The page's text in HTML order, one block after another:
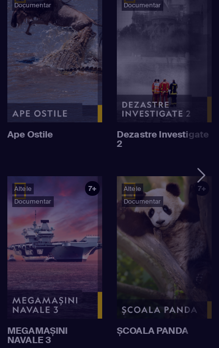
Documentar
Ape Ostile
Documentar
Dezastre Investigate
2
Altele
Documentar
7+
MEGAMAȘINI
NAVALE 3
Altele
Documentar
7+
ȘCOALA PANDA